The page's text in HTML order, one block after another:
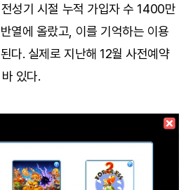
성기 시절 누적 가입자 수 1400만
열에 올랐고, 이를 기억하는 이용
다. 실제로 지난해 12월 사전예약
있다.